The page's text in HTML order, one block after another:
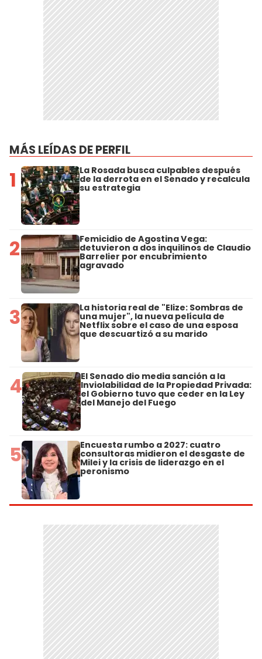
MÁS LEÍDAS DE PERFIL
1 La Rosada busca culpables después
de la derrota en el Senado y recalcula
su estrategia
2 Femicidio de Agostina Vega:
detuvieron a dos inquilinos de Claudio
Barrelier por encubrimiento
agravado
3 La historia real de "Elize: Sombras de
una mujer", la nueva película de
Netflix sobre el caso de una esposa
que descuartizó a su marido
4 El Senado dio media sanción a la
Inviolabilidad de la Propiedad Privada:
el Gobierno tuvo que ceder en la Ley
del Manejo del Fuego
5 Encuesta rumbo a 2027: cuatro
consultoras midieron el desgaste de
Milei y la crisis de liderazgo en el
peronismo